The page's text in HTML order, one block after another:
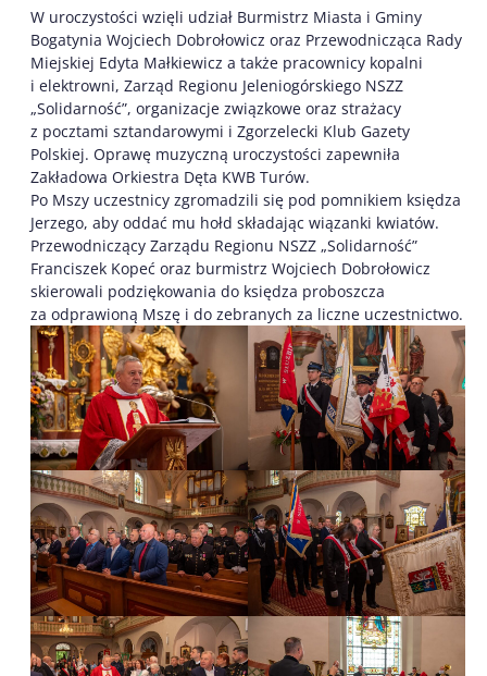
W uroczystości wzięli udział Burmistrz Miasta i Gminy
Bogatynia Wojciech Dobrołowicz oraz Przewodnicząca Rady
Miejskiej Edyta Małkiewicz a także pracownicy kopalni
i elektrowni, Zarząd Regionu Jeleniogórskiego NSZZ
„Solidarność”, organizacje związkowe oraz strażacy
z pocztami sztandarowymi i Zgorzelecki Klub Gazety
Polskiej. Oprawę muzyczną uroczystości zapewniła
Zakładowa Orkiestra Dęta KWB Turów.
Po Mszy uczestnicy zgromadzili się pod pomnikiem księdza
Jerzego, aby oddać mu hołd składając wiązanki kwiatów.
Przewodniczący Zarządu Regionu NSZZ „Solidarność”
Franciszek Kopeć oraz burmistrz Wojciech Dobrołowicz
skierowali podziękowania do księdza proboszcza
za odprawioną Mszę i do zebranych za liczne uczestnictwo.